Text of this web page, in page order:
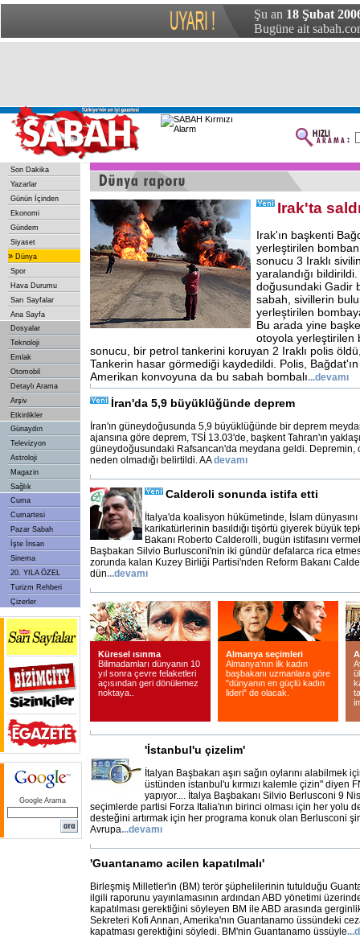
Şu an 18 Şubat
Bugüne ait
Son Dakika
Yazarlar
Günün İçinden
Ekonomi
Gündem
Siyaset
» Dünya
Spor
Hava Durumu
Sarı Sayfalar
Ana Sayfa
Dosyalar
Teknoloji
Emlak
Otomobil
Detaylı Arama
Arşiv
Etkinlikler
Günaydın
Televizyon
Astroloji
Magazin
Sağlık
Cuma
Cumartesi
Pazar Sabah
İşte İnsan
Sinema
20. YILA ÖZEL
Turizm Rehberi
Çizerler
Google Arama
Irak'ta
Irak'ın başkenti
yerleştirilen
sonucu 3 Iraklı
yaralandığı
doğusundaki Gadir
sabah, sivillerin
yerleştirilen
Bu arada yine
otoyola yerleştirilen
sonucu, bir petrol tankerini koruyan 2 Iraklı polis
Tankerin hasar görmediği kaydedildi. Polis,
Amerikan konvoyuna da bu sabah bombalı...devamı
İran'da 5,9 büyüklüğünde deprem
İran'ın güneydoğusunda 5,9 büyüklüğünde bir deprem
ajansına göre deprem, TSİ 13.03'de, başkent Tahran'ın
güneydoğusundaki Rafsancan'da meydana geldi. Depremin,
neden olmadığı belirtildi. AAdevamı
Calderoli sonunda istifa etti
İtalya'da koalisyon hükümetinde, İslam
karikatürlerinin basıldığı tişörtü giyerek büyük
Bakanı Roberto Calderolli, bugün istifasını
Başbakan Silvio Burlusconi'nin iki gündür defalarca rica
zorunda kalan Kuzey Birliği Partisi'nden Reform Bakanı
dün...devamı
Küresel ısınma
Bilimadamları dünyanın 10
yıl sonra çevre felaketleri
açısından geri dönülemez
noktaya..
Almanya seçimleri
Almanya'nın ilk kadın
başbakanı uzmanlara göre
"dünyanın en güçlü kadın
lideri" de olacak.
'İstanbul'u çizelim'
İtalyan Başbakan aşırı sağın oylarını alabilmek
üstünden istanbul'u kırmızı kalemle çizin" diyen
yapıyor.... İtalya Başbakanı Silvio Berlusconi 9
seçimlerde partisi Forza Italia'nın birinci olması için her yolu
desteğini artırmak için her programa konuk olan Berlusconi
Avrupa...devamı
'Guantanamo acilen kapatılmalı'
Birleşmiş Milletler'in (BM) terör şüphelilerinin tutulduğu
ilgili raporunu yayınlamasının ardından ABD yönetimi
kapatılması gerektiğini söyleyen BM ile ABD arasında
Sekreteri Kofi Annan, Amerika'nın Guantanamo üssündeki
kapatması gerektiğini söyledi. BM'nin Guantanamo üssüyle...